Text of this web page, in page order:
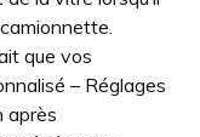
que vos
– Réglages
après